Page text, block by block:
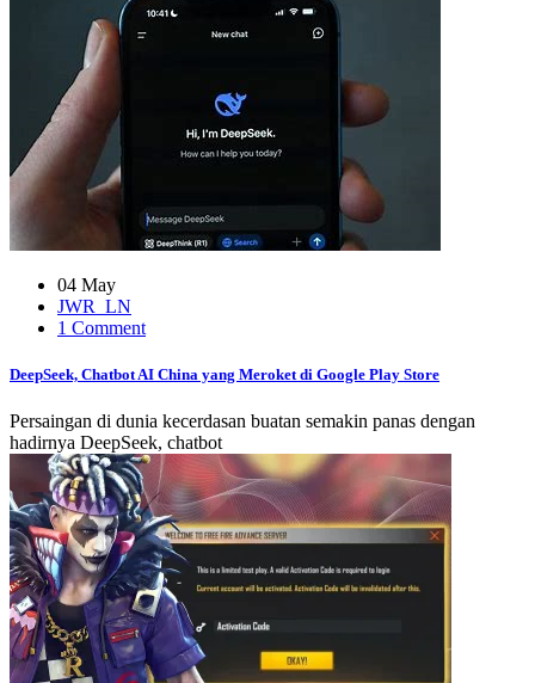
04 May
JWR_LN
1 Commenton
Chatbot
China
yang
Meroket
Google
Play
Store
DeepSeek, Chatbot AI China yang Meroket di Google Play Store
Persaingan di dunia kecerdasan buatan semakin panas dengan
hadirnya DeepSeek, chatbot